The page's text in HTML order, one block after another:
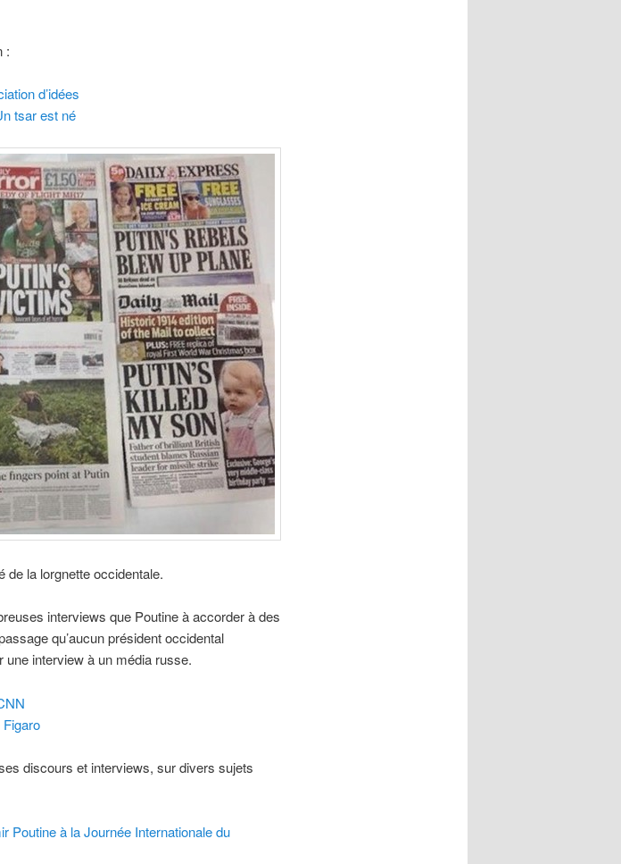
:
d’idées
tsar est né
de la lorgnette occidentale.
interviews que Poutine à accorder à des
qu’aucun président occidental
une interview à un média russe.
discours et interviews, sur divers sujets
Poutine à la Journée Internationale du